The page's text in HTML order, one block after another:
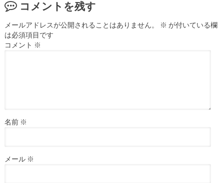
コメントを残す
メールアドレスが公開されることはありません。 ※ が付いている欄
は必須項目です
コメント ※
名前 ※
メール ※